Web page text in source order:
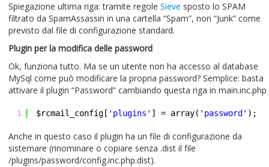
Spiegazione ultima riga: tramite regole Sieve sposto lo SPAM
filtrato da SpamAssassin in una cartella “Spam”, non “Junk” come
previsto dal file di configurazione standard.
Plugin per la modifica delle password
Ok, funziona tutto. Ma se un utente non ha accesso al database
MySql come può modificare la propria password? Semplice: basta
attivare il plugin “Password” cambiando questa riga in main.inc.php
1 $rcmail_config[ 'plugins' ] = array( 'password' );
Anche in questo caso il plugin ha un file di configurazione da
sistemare (rinominare o copiare senza .dist il file
/plugins/password/config.inc.php.dist).